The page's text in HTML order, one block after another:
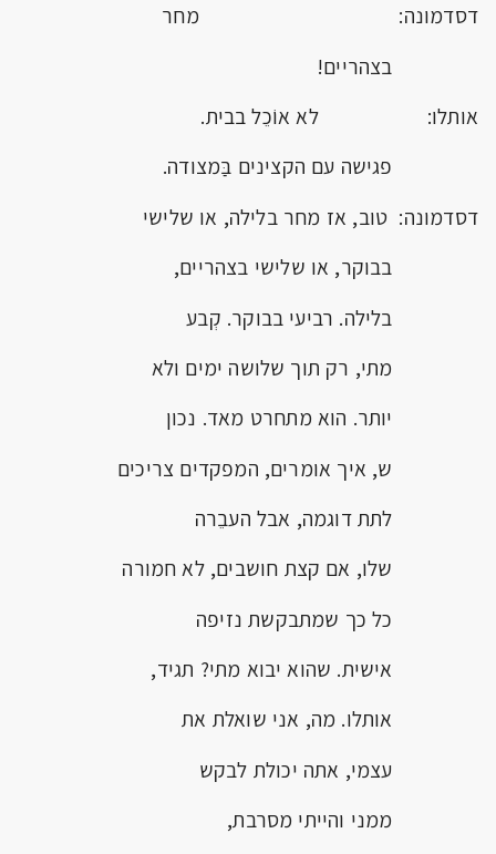
דסדמונה: מחר
בצהריים!
אותלו: לא אוֹכֵל בבית.
פגישה עם הקצינים בַּמצודה.
דסדמונה: טוב, אז מחר בלילה, או שלישי
בבוקר, או שלישי בצהריים,
בלילה. רביעי בבוקר. קְבע
מתי, רק תוך שלושה ימים ולא
יותר. הוא מתחרט מאד. נכון
ש, איך אומרים, המפקדים צריכים
לתת דוגמה, אבל העבֵרה
שלו, אם קצת חושבים, לא חמורה
כל כך שמתבקשת נזיפה
אישית. שהוא יבוא מתי? תגיד,
אותלו. מה, אני שואלת את
עצמי, אתה יכולת לבקש
ממני והייתי מסרבת,